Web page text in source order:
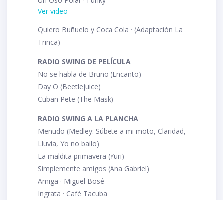
Ver video
Quiero Buñuelo y Coca Cola · (Adaptación La
Trinca)
RADIO SWING DE PELÍCULA
No se habla de Bruno (Encanto)
Day O (Beetlejuice)
Cuban Pete (The Mask)
RADIO SWING A LA PLANCHA
Menudo (Medley: Súbete a mi moto, Claridad,
Lluvia, Yo no bailo)
La maldita primavera (Yuri)
Simplemente amigos (Ana Gabriel)
Amiga · Miguel Bosé
Ingrata · Café Tacuba